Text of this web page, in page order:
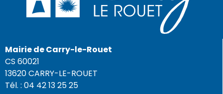
Mairie de Carry-le-Rouet
CS 60021
13620 CARRY-LE-ROUET
Tél. : 04 42 13 25 25